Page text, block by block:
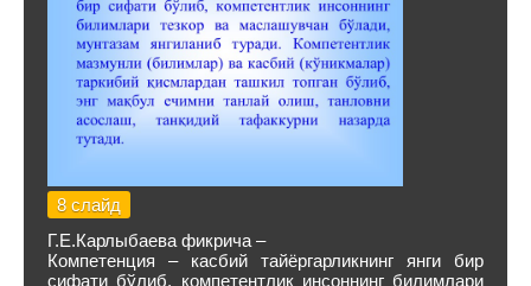
8 слайд
Г.Е.Карлыбаева фикрича –
Компетенция – касбий тайёргарликнинг янги бир
сифати бўлиб, компетентлик инсоннинг билимлари